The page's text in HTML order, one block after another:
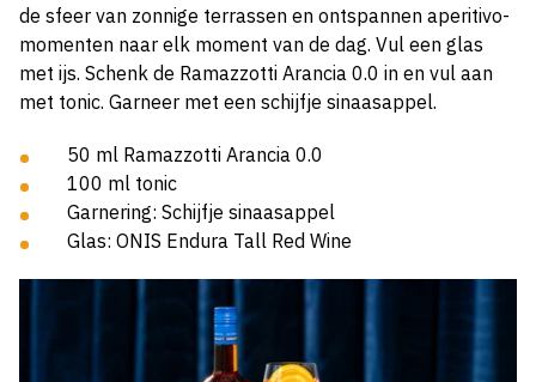
de sfeer van zonnige terrassen en ontspannen aperitivo-
momenten naar elk moment van de dag. Vul een glas
met ijs. Schenk de Ramazzotti Arancia 0.0 in en vul aan
met tonic. Garneer met een schijfje sinaasappel.
50 ml Ramazzotti Arancia 0.0
100 ml tonic
Garnering: Schijfje sinaasappel
Glas: ONIS Endura Tall Red Wine